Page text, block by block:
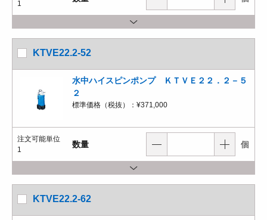
1
KTVE22.2-52
水中ハイスピンポンプ ＫＴＶＥ２２．２－５
２
標準価格（税抜）： ¥371,000
注文可能単位
1
数量 個
KTVE22.2-62